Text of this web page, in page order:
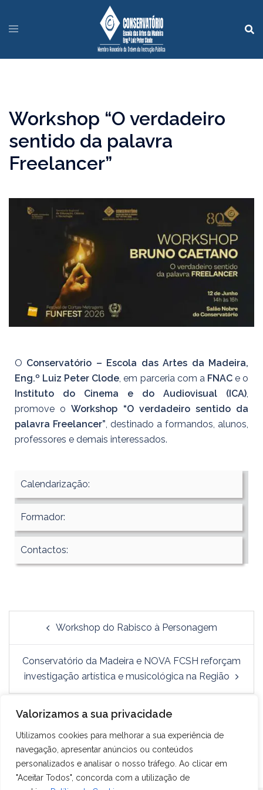
Valorizamos a sua privacidade
Utilizamos cookies para melhorar a sua experiência de
navegação, apresentar anúncios ou conteúdos
personalizados e analisar o nosso tráfego. Ao clicar em
"Aceitar Todos", concorda com a utilização de
Workshop “O verdadeiro
sentido da palavra
Freelancer”
O Conservatório – Escola das Artes da Madeira,
Eng.º Luiz Peter Clode, em parceria com a FNACe o
Instituto do Cinema e do Audiovisual (ICA),
promove oWorkshop “O verdadeiro sentido da
palavra Freelancer”, destinado a formandos, alunos,
professores e demais interessados.
Calendarização:
Formador:
Contactos:
Workshop do Rabisco à Personagem
Conservatório da Madeira e NOVA FCSH reforçam
investigação artística e musicológica na Região